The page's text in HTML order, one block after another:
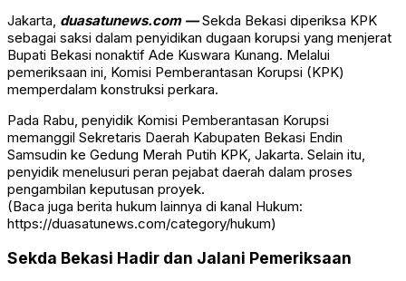
Jakarta, duasatunews.com — Sekda Bekasi diperiksa KPK
sebagai saksi dalam penyidikan dugaan korupsi yang menjerat
Bupati Bekasi nonaktif Ade Kuswara Kunang. Melalui
pemeriksaan ini, Komisi Pemberantasan Korupsi (KPK)
memperdalam konstruksi perkara.
Pada Rabu, penyidik Komisi Pemberantasan Korupsi
memanggil Sekretaris Daerah Kabupaten Bekasi Endin
Samsudin ke Gedung Merah Putih KPK, Jakarta. Selain itu,
penyidik menelusuri peran pejabat daerah dalam proses
pengambilan keputusan proyek.
(Baca juga berita hukum lainnya di kanal Hukum:
https://duasatunews.com/category/hukum)
Sekda Bekasi Hadir dan Jalani Pemeriksaan